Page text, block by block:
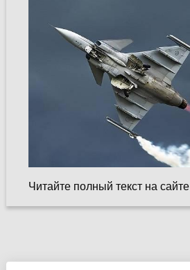
Читайте полный текст на сайте